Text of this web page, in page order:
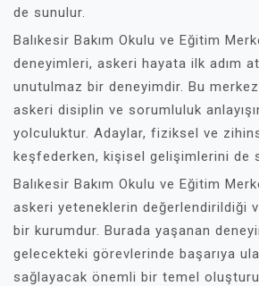
de sunulur.
Balıkesir Bakım Okulu ve Eğitim
deneyimleri, askeri hayata ilk adım
unutulmaz bir deneyimdir. Bu
askeri disiplin ve sorumluluk
yolculuktur. Adaylar, fiziksel ve
keşfederken, kişisel gelişimlerini de
Balıkesir Bakım Okulu ve Eğitim
askeri yeteneklerin değerlendirildiği
bir kurumdur. Burada yaşanan
gelecekteki görevlerinde başarıya
sağlayacak önemli bir temel